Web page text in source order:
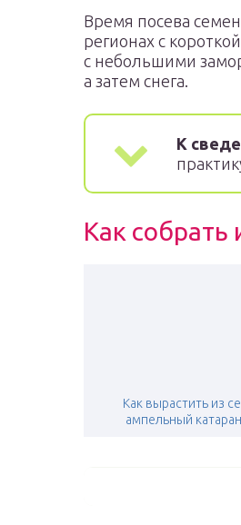
Время посева
регионах с
с небольшими
а затем снега.
К
Как собрать
Как вырастить из
ампельный